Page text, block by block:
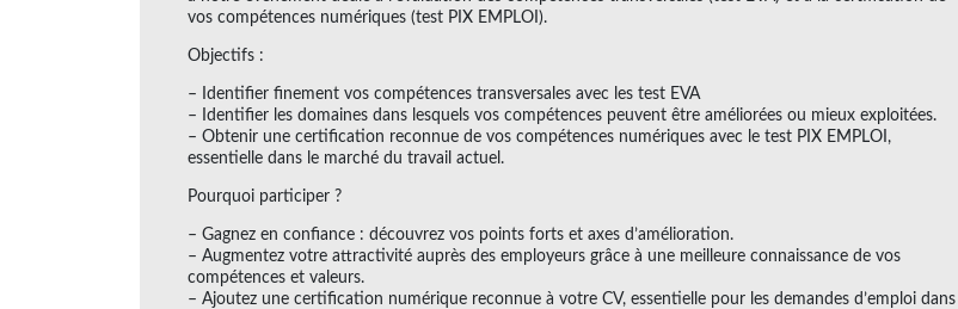
vos compétences numériques (test PIX EMPLOI).
Objectifs :
– Identifier finement vos compétences transversales avec les test EVA
– Identifier les domaines dans lesquels vos compétences peuvent être améliorées ou mieux exploitées.
– Obtenir une certification reconnue de vos compétences numériques avec le test PIX EMPLOI,
essentielle dans le marché du travail actuel.
Pourquoi participer ?
– Gagnez en confiance : découvrez vos points forts et axes d’amélioration.
– Augmentez votre attractivité auprès des employeurs grâce à une meilleure connaissance de vos
compétences et valeurs.
– Ajoutez une certification numérique reconnue à votre CV, essentielle pour les demandes d’emploi dans